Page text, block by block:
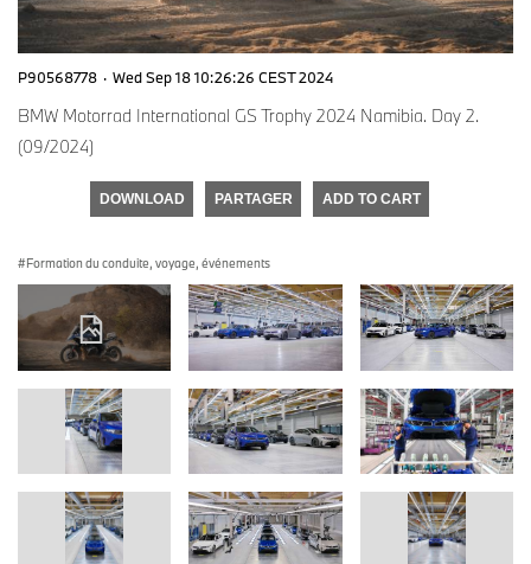
P90568778 · Wed Sep 18 10:26:26 CEST 2024
BMW Motorrad International GS Trophy 2024 Namibia. Day 2.
(09/2024)
DOWNLOAD PARTAGER ADD TO CART
Formation du conduite, voyage, événements